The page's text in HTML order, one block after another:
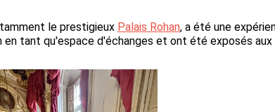
le prestigieux Palais Rohan, a été une
tant qu'espace d'échanges et ont été exposés